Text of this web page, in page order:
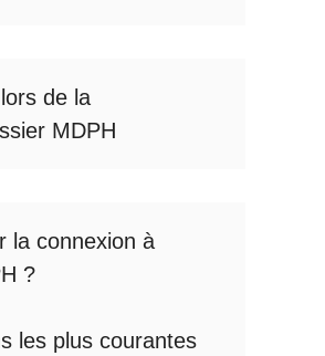
de la
MDPH
la connexion à
?
les plus courantes